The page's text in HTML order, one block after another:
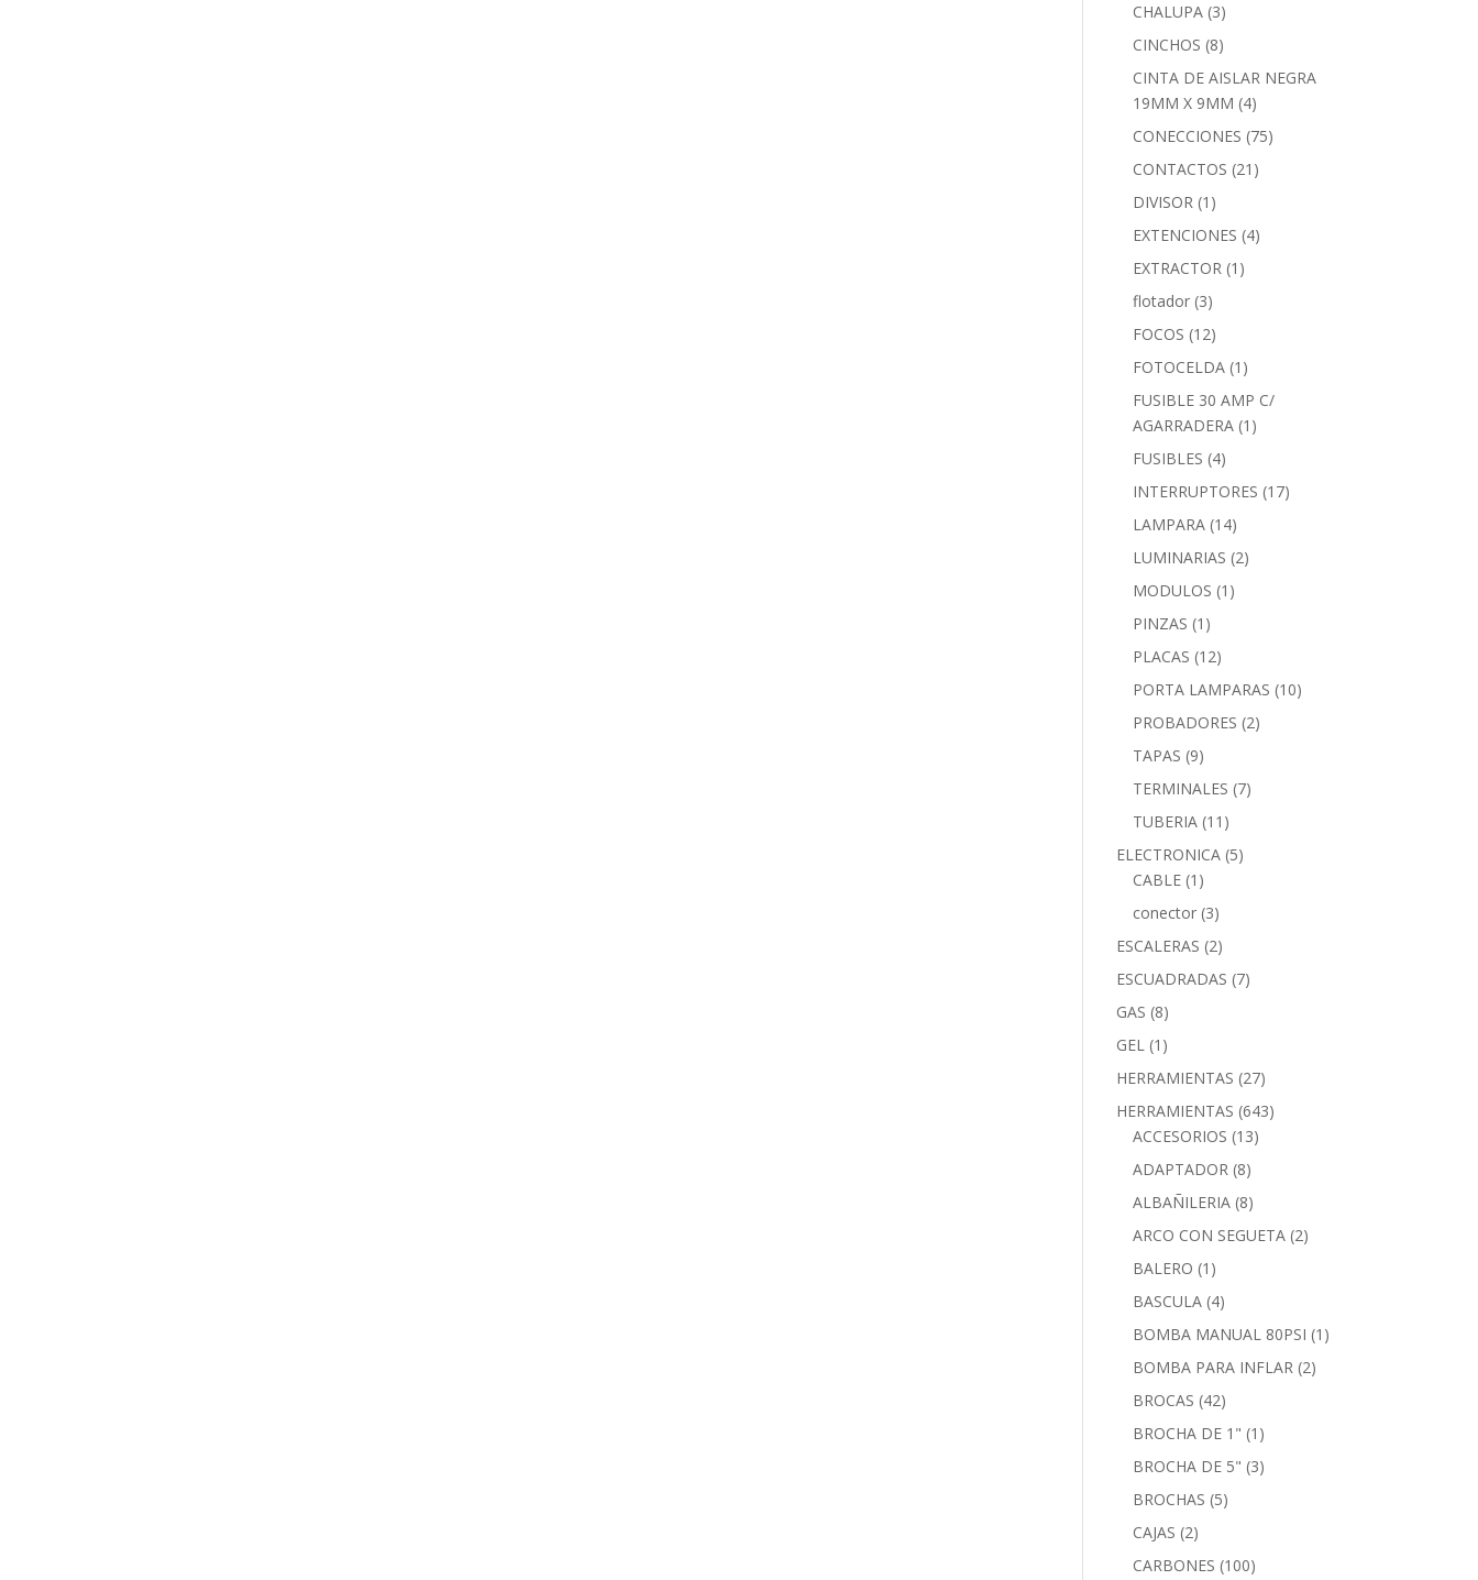
CHALUPA (3)
CINCHOS (8)
CINTA DE AISLAR NEGRA
19MM X 9MM (4)
CONECCIONES (75)
CONTACTOS (21)
DIVISOR (1)
EXTENCIONES (4)
EXTRACTOR (1)
flotador (3)
FOCOS (12)
FOTOCELDA (1)
FUSIBLE 30 AMP C/
AGARRADERA (1)
FUSIBLES (4)
INTERRUPTORES (17)
LAMPARA (14)
LUMINARIAS (2)
MODULOS (1)
PINZAS (1)
PLACAS (12)
PORTA LAMPARAS (10)
PROBADORES (2)
TAPAS (9)
TERMINALES (7)
TUBERIA (11)
ELECTRONICA (5)
CABLE (1)
conector (3)
ESCALERAS (2)
ESCUADRADAS (7)
GAS (8)
GEL (1)
HERRAMIENTAS (27)
HERRAMIENTAS (643)
ACCESORIOS (13)
ADAPTADOR (8)
ALBAÑILERIA (8)
ARCO CON SEGUETA (2)
BALERO (1)
BASCULA (4)
BOMBA MANUAL 80PSI (1)
BOMBA PARA INFLAR (2)
BROCAS (42)
BROCHA DE 1" (1)
BROCHA DE 5" (3)
BROCHAS (5)
CAJAS (2)
CARBONES (100)